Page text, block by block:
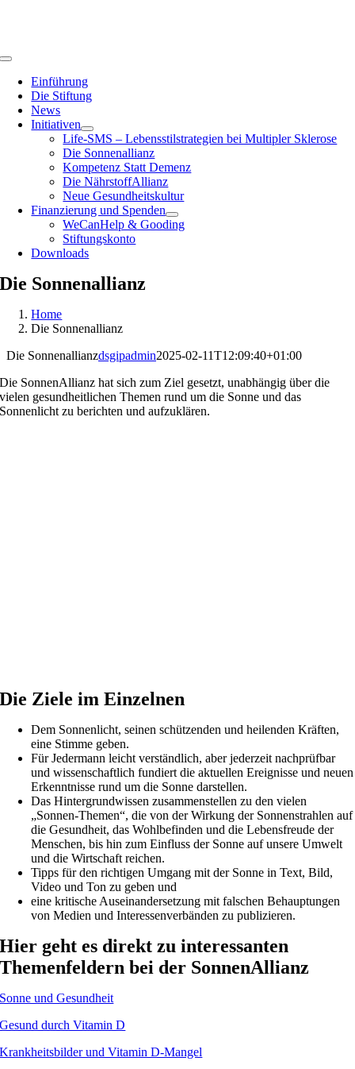
Toggle
NavigationEinführung
Die Stiftung
News
Initiativen
Life-SMS – Lebensstilstrategien bei Multipler Sklerose
Die Sonnenallianz
Kompetenz Statt Demenz
Die NährstoffAllianz
Neue Gesundheitskultur
Finanzierung und Spenden
WeCanHelp & Gooding
Stiftungskonto
Downloads
Die Sonnenallianz
Home
Die Sonnenallianz
Die Sonnenallianzdsgipadmin2025-02-11T12:09:40+01:00
Die SonnenAllianz hat sich zum Ziel gesetzt, unabhängig über die
vielen gesundheitlichen Themen rund um die Sonne und das
Sonnenlicht zu berichten und aufzuklären.
Die Ziele im Einzelnen
Dem Sonnenlicht, seinen schützenden und heilenden Kräften,
eine Stimme geben.
Für Jedermann leicht verständlich, aber jederzeit nachprüfbar
und wissenschaftlich fundiert die aktuellen Ereignisse und neuen
Erkenntnisse rund um die Sonne darstellen.
Das Hintergrundwissen zusammenstellen zu den vielen
„Sonnen-Themen“, die von der Wirkung der Sonnenstrahlen auf
die Gesundheit, das Wohlbefinden und die Lebensfreude der
Menschen, bis hin zum Einfluss der Sonne auf unsere Umwelt
und die Wirtschaft reichen.
Tipps für den richtigen Umgang mit der Sonne in Text, Bild,
Video und Ton zu geben und
eine kritische Auseinandersetzung mit falschen Behauptungen
von Medien und Interessenverbänden zu publizieren.
Hier geht es direkt zu interessanten
Themenfeldern bei der SonnenAllianz
Sonne und Gesundheit
Gesund durch Vitamin D
Krankheitsbilder und Vitamin D-Mangel